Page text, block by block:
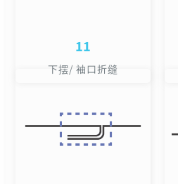
11
下摆/ 袖口折缝